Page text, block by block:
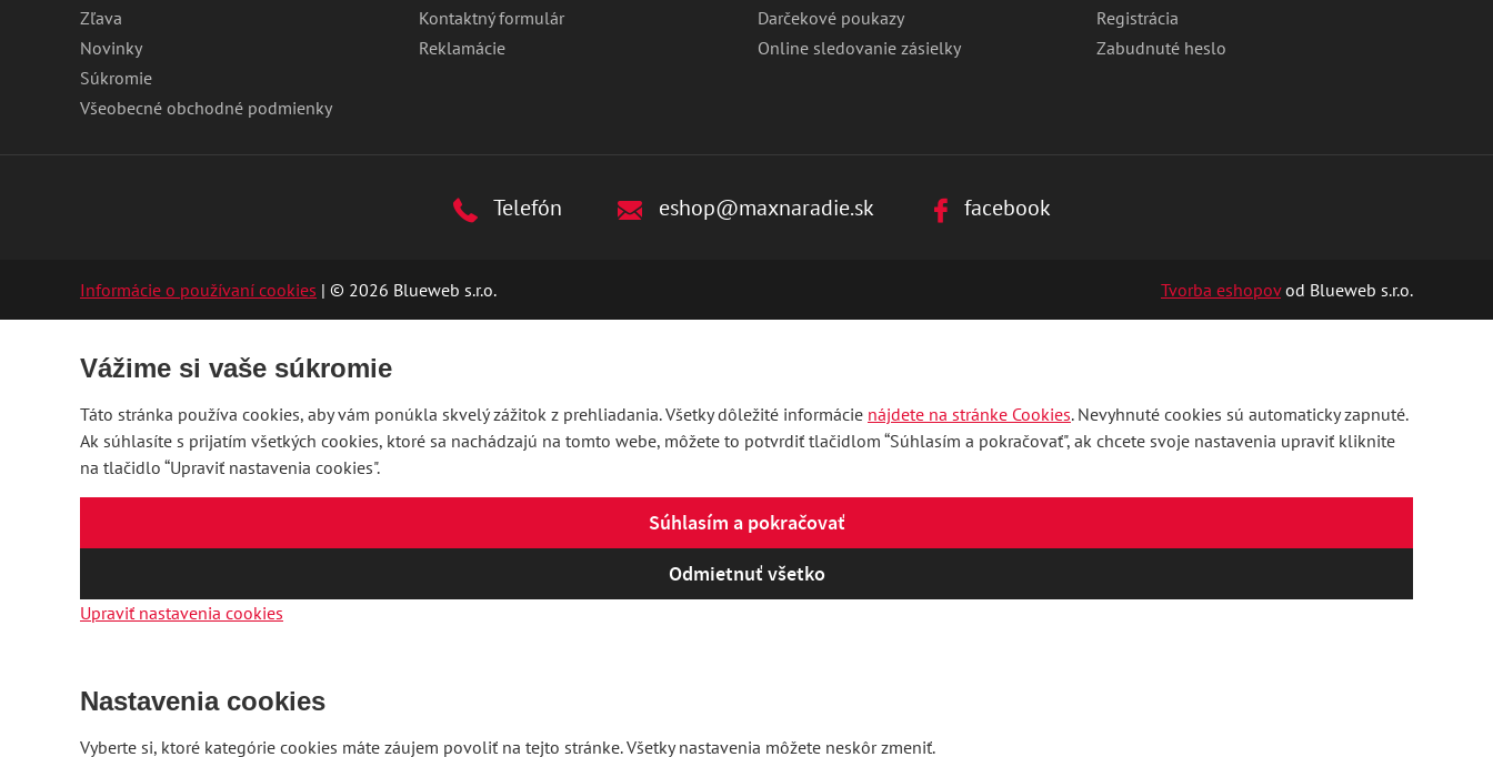
Zľava
Novinky
Súkromie
Všeobecné obchodné podmienky
Kontaktný formulár
Reklamácie
Darčekové poukazy
Online sledovanie zásielky
Registrácia
Zabudnuté heslo
Telefón eshop@maxnaradie.sk facebook
Informácie o používaní cookies | © 2026 Blueweb s.r.o. Tvorba eshopovod Blueweb s.r.o.
Vážime si vaše súkromie
Táto stránka používa cookies, aby vám ponúkla skvelý zážitok z prehliadania. Všetky dôležité informácie nájdete na stránke Cookies. Nevyhnuté cookies sú automaticky zapnuté.
Ak súhlasíte s prijatím všetkých cookies, ktoré sa nachádzajú na tomto webe, môžete to potvrdiť tlačidlom “Súhlasím a pokračovať", ak chcete svoje nastavenia upraviť kliknite
na tlačidlo “Upraviť nastavenia cookies".
Súhlasím a pokračovať
Odmietnuť všetko
Upraviť nastavenia cookies
Nastavenia cookies
Vyberte si, ktoré kategórie cookies máte záujem povoliť na tejto stránke. Všetky nastavenia môžete neskôr zmeniť.